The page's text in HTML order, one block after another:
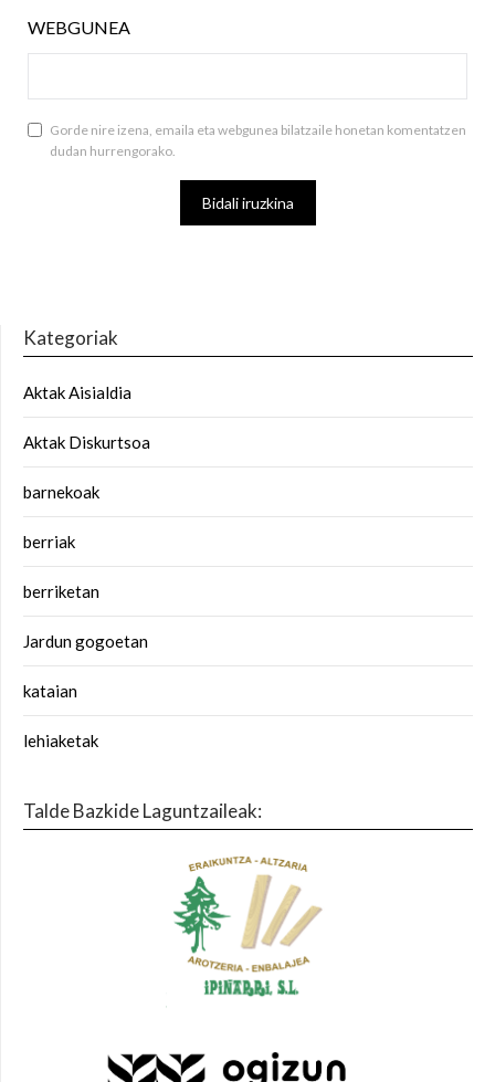
WEBGUNEA
Gorde nire izena, emaila eta webgunea bilatzaile honetan komentatzen
dudan hurrengorako.
Kategoriak
Aktak Aisialdia
Aktak Diskurtsoa
barnekoak
berriak
berriketan
Jardun gogoetan
kataian
lehiaketak
Talde Bazkide Laguntzaileak: